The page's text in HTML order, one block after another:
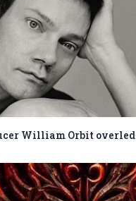
William Orbit